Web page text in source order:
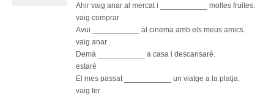
Ahir vaig anar al mercat i ___________ moltes fruites.
vaig comprar
Avui ___________ al cinema amb els meus amics.
vaig anar
Demà ___________ a casa i descansaré.
estaré
El mes passat ___________ un viatge a la platja.
vaig fer